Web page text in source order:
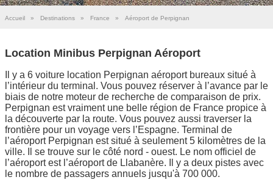
Accueil » Destinations » France » Aéroport de Perpignan
Location Minibus Perpignan Aéroport
Il y a 6 voiture location Perpignan aéroport bureaux situé à
l’intérieur du terminal. Vous pouvez réserver à l’avance par le
biais de notre moteur de recherche de comparaison de prix.
Perpignan est vraiment une belle région de France propice à
la découverte par la route. Vous pouvez aussi traverser la
frontière pour un voyage vers l’Espagne. Terminal de
l’aéroport Perpignan est situé à seulement 5 kilomètres de la
ville. Il se trouve sur le côté nord - ouest. Le nom officiel de
l’aéroport est l’aéroport de Llabanère. Il y a deux pistes avec
le nombre de passagers annuels jusqu'à 700 000.